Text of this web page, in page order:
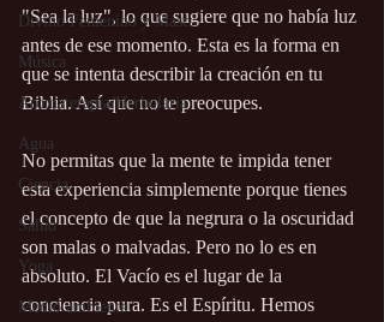
Divino Femenino y Masc.
Música
Aromaterapia/Herbolaria
Agua
Ciencia
Salud
Yoga
Medio ambiente
"Sea la luz", lo que sugiere que no había luz
antes de ese momento. Esta es la forma en
que se intenta describir la creación en tu
Biblia. Así que no te preocupes.
No permitas que la mente te impida tener
esta experiencia simplemente porque tienes
el concepto de que la negrura o la oscuridad
son malas o malvadas. Pero no lo es en
absoluto. El Vacío es el lugar de la
conciencia pura. Es el Espíritu. Hemos